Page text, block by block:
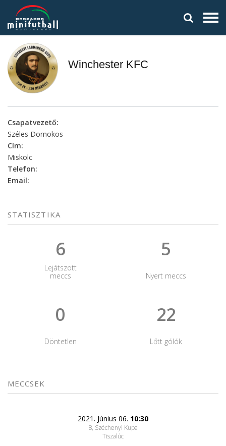
Winchester KFC
Csapatvezető:
Széles Domokos
Cím:
Miskolc
Telefon:
Email:
STATISZTIKA
6
Lejátszott
meccs
5
Nyert meccs
0
Döntetlen
22
Lőtt gólók
MECCSEK
2021. Június 06. 10:30
B, Széchenyi Kupa
Tiszalúc